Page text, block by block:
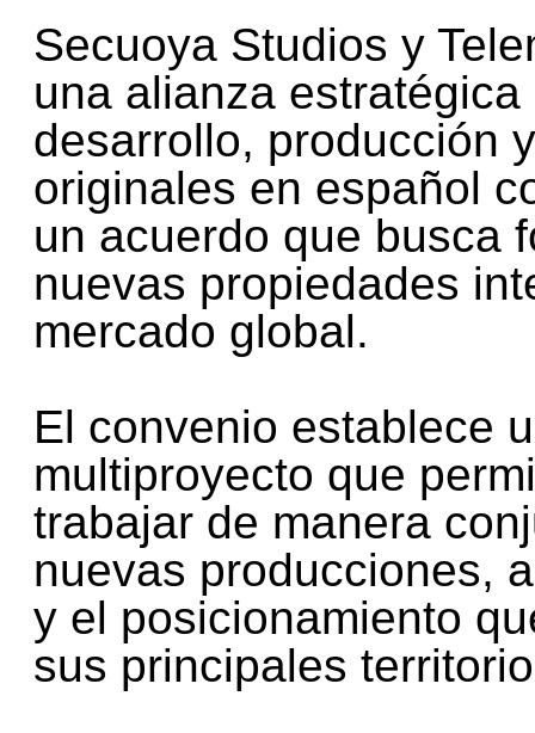
Secuoya Studios y
una alianza
desarrollo, producción
originales en español
un acuerdo que busca
nuevas propiedades
mercado global.
El convenio establece
multiproyecto que
trabajar de manera
nuevas producciones,
y el posicionamiento
sus principales